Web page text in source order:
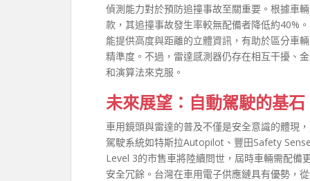
偵測能力對於預防追撞事故至關重要。根據車
款，其追撞事故發生率較無配備者降低約40%
能提供高度與距離的立體資訊，有助於區分車
精準度。不過，雷達感測器仍存在相互干擾、
和演算法來克服。
未來展望：自動駕駛的基石
車用鏡頭與雷達的普及不僅是安全意識的體現
駕駛系統如特斯拉Autopilot、豐田Safety
Level 3的市售車將陸續問世，屆時車輛需配備
安全冗餘。台灣在車用電子供應鏈具有優勢，